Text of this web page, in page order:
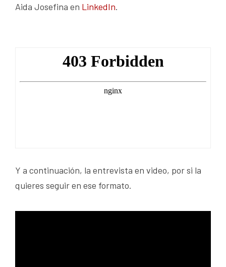
Aida Josefina en LinkedIn.
Y a continuación, la entrevista en video, por si la
quieres seguir en ese formato.